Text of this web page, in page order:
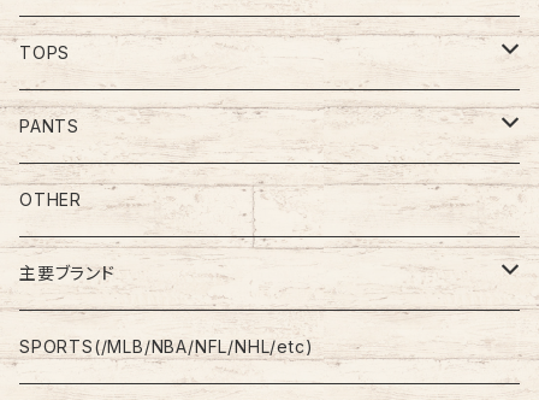
TOPS
Tee
S/L Tee
Polo Shirt
Shirt
L/S
Sweatshirt
PANTS
Jeans/Denim
Work Pants
Shorts
OTHER
主要ブランド
adidas
SPORTS(/MLB/NBA/NFL/NHL/etc)